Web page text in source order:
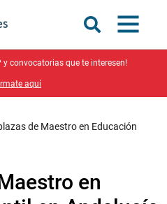
y convocatorias que te interesen!
aquí
de Maestro en Educación
en